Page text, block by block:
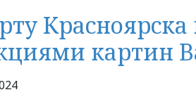
картин